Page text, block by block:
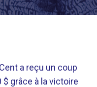
a reçu un coup
grâce à la victoire